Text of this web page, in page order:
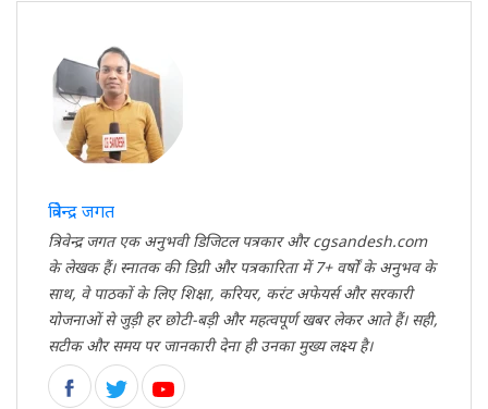
त्रिवेन्द्र जगत
त्रिवेन्द्र जगत एक अनुभवी डिजिटल पत्रकार और cgsandesh.com
के लेखक हैं। स्नातक की डिग्री और पत्रकारिता में 7+ वर्षों के अनुभव के
साथ, वे पाठकों के लिए शिक्षा, करियर, करंट अफेयर्स और सरकारी
योजनाओं से जुड़ी हर छोटी-बड़ी और महत्वपूर्ण खबर लेकर आते हैं। सही,
सटीक और समय पर जानकारी देना ही उनका मुख्य लक्ष्य है।